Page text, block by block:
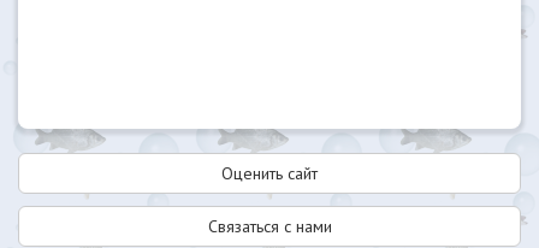
Оценить сайт
Связаться с нами